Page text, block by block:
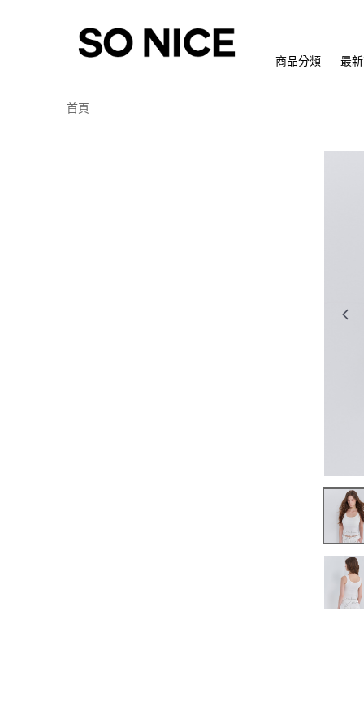
商品分類 最
首頁